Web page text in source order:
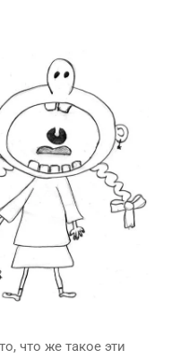
что же такое эти